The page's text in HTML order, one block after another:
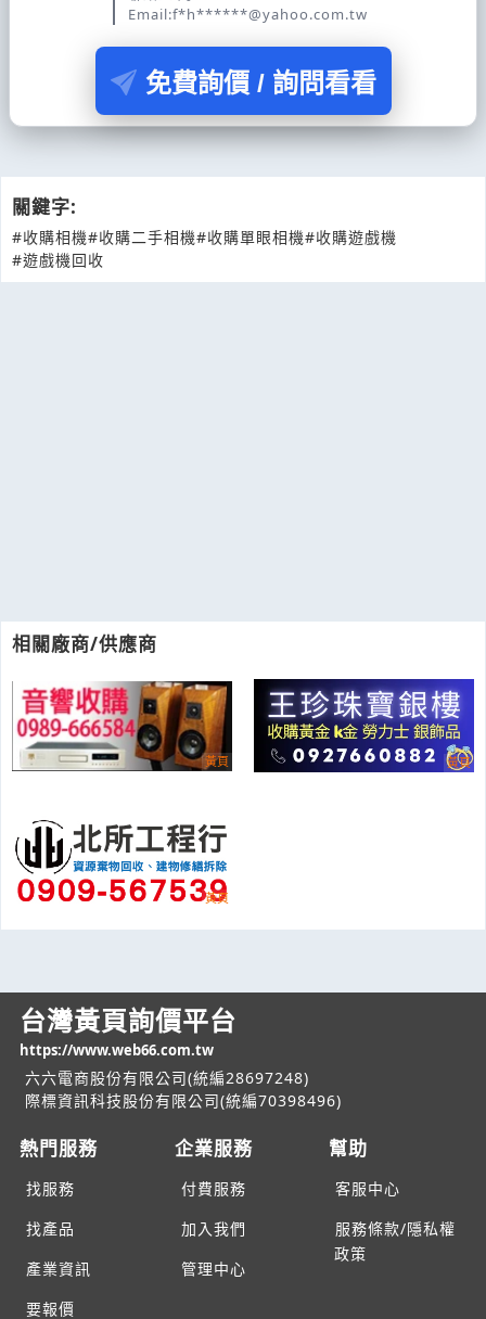
相關廠商/供應商
Email:f*h******@yahoo.com.tw
免費詢價 / 詢問看看
關鍵字:
#收購相機#收購二手相機#收購單眼相機#收購遊戲機
#遊戲機回收
台灣黃頁詢價平台
https://www.web66.com.tw
六六電商股份有限公司(統編28697248)
際標資訊科技股份有限公司(統編70398496)
熱門服務
找服務
找產品
產業資訊
要報價
企業服務
付費服務
加入我們
管理中心
幫助
客服中心
服務條款/隱私權
政策